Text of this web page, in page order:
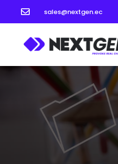
 sales@nextgen.ec